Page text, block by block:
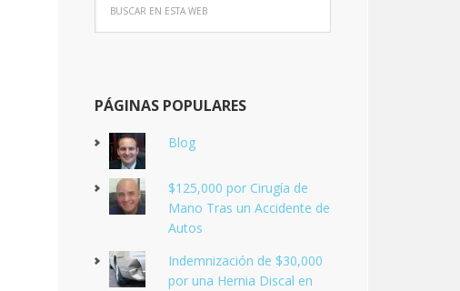
PÁGINAS POPULARES
Blog
$125,000 por Cirugía de
Mano Tras un Accidente de
Autos
Indemnización de $30,000
por una Hernia Discal en